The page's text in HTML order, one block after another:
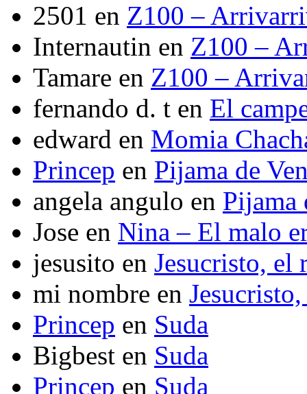
2501 en Z100 –
Internautin en Z100 –
Tamare en Z100 –
fernando d. t en El
edward en Momia
Princep en Pijama de
angela angulo en Pijama
Jose en Nina – El malo
jesusito en Jesucristo, el
mi nombre en
Princep en Suda
Bigbest en Suda
Princep en Suda